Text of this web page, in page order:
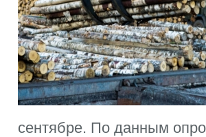
сентябре. По данным